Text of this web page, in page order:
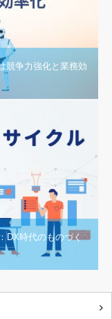
競争力強化と業務効
DX時代のものづく